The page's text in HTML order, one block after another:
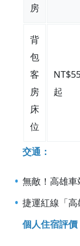
房
背
包
客
房
床
位
起
交通：
無敵！高雄車
捷運紅線「高
個人住宿評價